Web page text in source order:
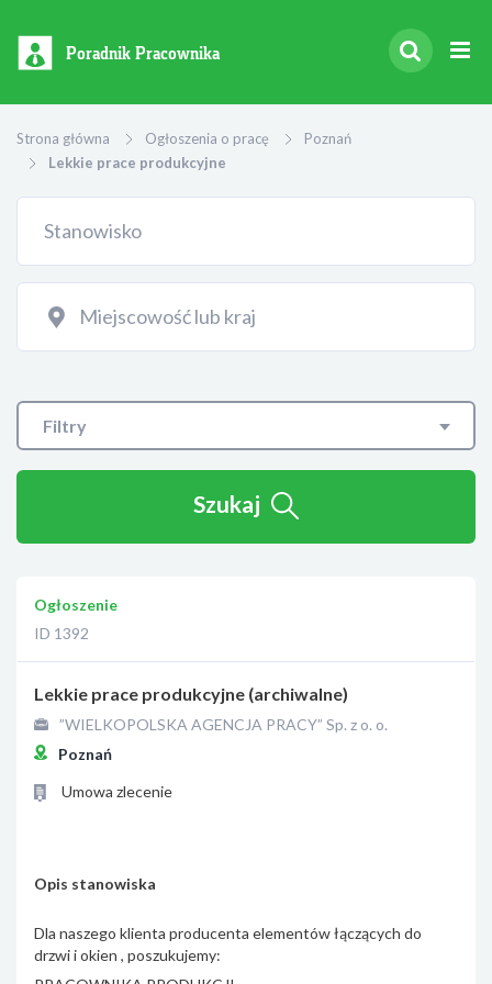
Poradnik Pracownika
Strona główna Ogłoszenia o pracę
Poznań
Lekkie prace produkcyjne
Filtry
Szukaj
Ogłoszenie
ID 1392
Lekkie prace produkcyjne (archiwalne)
”WIELKOPOLSKA AGENCJA PRACY” Sp. z o. o.
Poznań
Umowa zlecenie
Opis stanowiska
Dla naszego klienta producenta elementów łączących do
drzwi i okien , poszukujemy: